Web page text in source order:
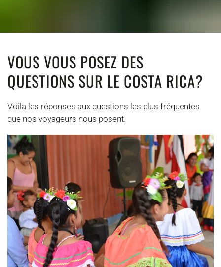
VOUS VOUS POSEZ DES
QUESTIONS SUR LE COSTA RICA?
Voila les réponses aux questions les plus fréquentes
que nos voyageurs nous posent.